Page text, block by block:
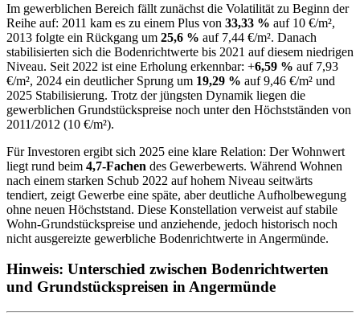
Im gewerblichen Bereich fällt zunächst die Volatilität zu Beginn der
Reihe auf: 2011 kam es zu einem Plus von 33,33 % auf 10 €/m²,
2013 folgte ein Rückgang um 25,6 % auf 7,44 €/m². Danach
stabilisierten sich die Bodenrichtwerte bis 2021 auf diesem niedrigen
Niveau. Seit 2022 ist eine Erholung erkennbar: +6,59 % auf 7,93
€/m², 2024 ein deutlicher Sprung um 19,29 % auf 9,46 €/m² und
2025 Stabilisierung. Trotz der jüngsten Dynamik liegen die
gewerblichen Grundstückspreise noch unter den Höchstständen von
2011/2012 (10 €/m²).
Für Investoren ergibt sich 2025 eine klare Relation: Der Wohnwert
liegt rund beim 4,7‑Fachen des Gewerbewerts. Während Wohnen
nach einem starken Schub 2022 auf hohem Niveau seitwärts
tendiert, zeigt Gewerbe eine späte, aber deutliche Aufholbewegung
ohne neuen Höchststand. Diese Konstellation verweist auf stabile
Wohn-Grundstückspreise und anziehende, jedoch historisch noch
nicht ausgereizte gewerbliche Bodenrichtwerte in Angermünde.
Hinweis: Unterschied zwischen Bodenrichtwerten
und Grundstückspreisen in Angermünde